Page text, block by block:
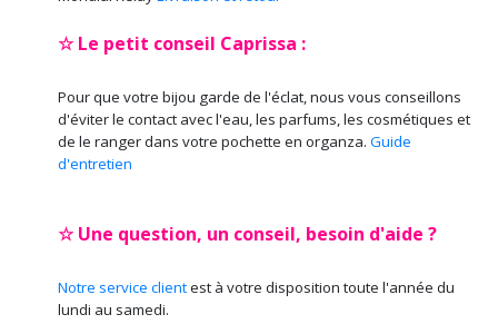
☆ Le petit conseil Caprissa :
Pour que votre bijou garde de l'éclat, nous vous conseillons
d'éviter le contact avec l'eau, les parfums, les cosmétiques et
de le ranger dans votre pochette en organza. Guide
d'entretien
☆ Une question, un conseil, besoin d'aide ?
Notre service clientest à votre disposition toute l'année du
lundi au samedi.